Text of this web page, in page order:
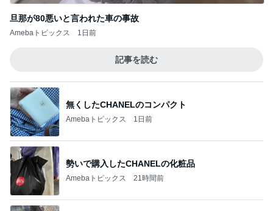
旦那が80悪いと言われた車の事故
Amebaトピックス 1日前
記事を読む
無くしたCHANELのコンパクト
Amebaトピックス 1日前
勢いで購入したCHANELの化粧品
Amebaトピックス 21時間前